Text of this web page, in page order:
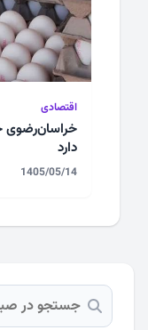
اقتصادی
خراسان‌رضوی
دارد
1405/05/14